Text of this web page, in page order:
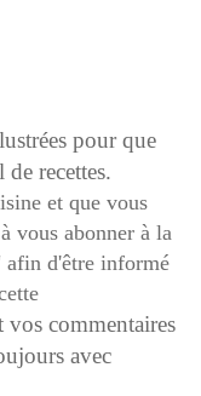
pour que
recettes.
et que vous
vous abonner à la
afin d'être informé
vos commentaires
avec